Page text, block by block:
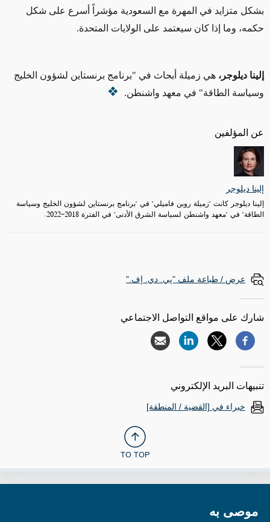
عن المؤلفين
إلينا ديلوجر
إلينا ديلوجر كانت "زميلة روبن فاميلي" في "برنامج برنستاين لشؤون الخليج وسياسة
الطاقة" في "معهد واشنطن لسياسة الشرق الأدنى" في الفترة 2018-2022.
بشكل متزايد في المهرة مع السعودية مؤشراً أسرع على شكل
حكمه، وما إذا كان سيعتمد على الولايات المتحدة.
إلينا ديلوجر، هي زميلة أبحاث في "برنامج برنستاين لشؤون الخليج
وسياسة الطاقة" في معهد واشنطن.
عرض / طباعة ملف "پي. دي. إف."
شارك على مواقع التواصل الاجتماعي
تنبيهات البريد الإلكتروني
خبراء في [القضية / المنطقة]
TO TOP
موصى به